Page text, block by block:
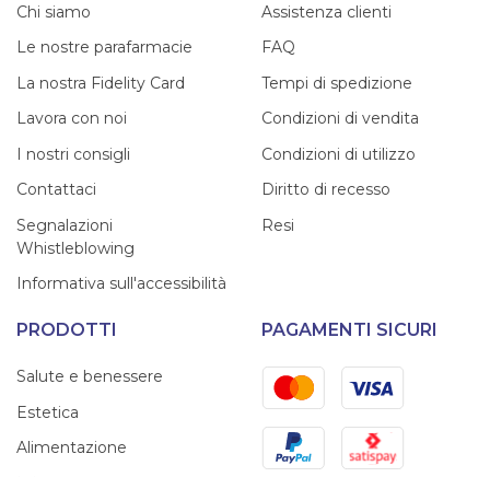
Chi siamo
Le nostre parafarmacie
La nostra Fidelity Card
Lavora con noi
I nostri consigli
Contattaci
Segnalazioni
Whistleblowing
Informativa sull'accessibilità
Assistenza clienti
FAQ
Tempi di spedizione
Condizioni di vendita
Condizioni di utilizzo
Diritto di recesso
Resi
PRODOTTI
Salute e benessere
Estetica
Alimentazione
PAGAMENTI SICURI
MastercardVisa
PayPal Satispay